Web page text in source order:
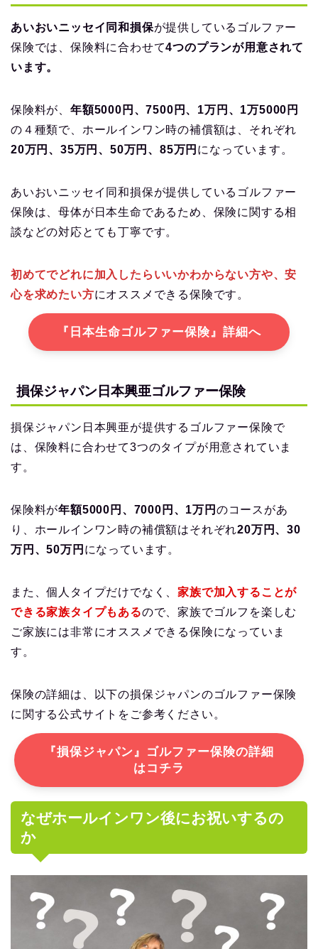
あいおいニッセイ同和損保が提供しているゴルファー
保険では、保険料に合わせて4つのプランが用意されて
います。
保険料が、 年額5000円、7500円、1万円、1万5000円
の４種類で、ホールインワン時の補償額は、それぞれ
20万円、35万円、50万円、85万円 になっています。
あいおいニッセイ同和損保が提供しているゴルファー
保険は、母体が日本生命であるため、保険に関する相
談などの対応とても丁寧です。
初めてでどれに加入したらいいかわからない方や、安
心を求めたい方にオススメできる保険です。
『日本生命ゴルファー保険』詳細へ
損保ジャパン日本興亜ゴルファー保険
損保ジャパン日本興亜が提供するゴルファー保険で
は、保険料に合わせて3つのタイプが用意されていま
す。
保険料が年額5000円、7000円、1万円 のコースがあ
り、ホールインワン時の補償額はそれぞれ20万円、30
万円、50万円 になっています。
また、個人タイプだけでなく、家族で加入することが
できる家族タイプもあるので、家族でゴルフを楽しむ
ご家族には非常にオススメできる保険になっていま
す。
保険の詳細は、以下の損保ジャパンのゴルファー保険
に関する公式サイトをご参考ください。
『損保ジャパン』ゴルファー保険の詳細
はコチラ
なぜホールインワン後にお祝いするの
か